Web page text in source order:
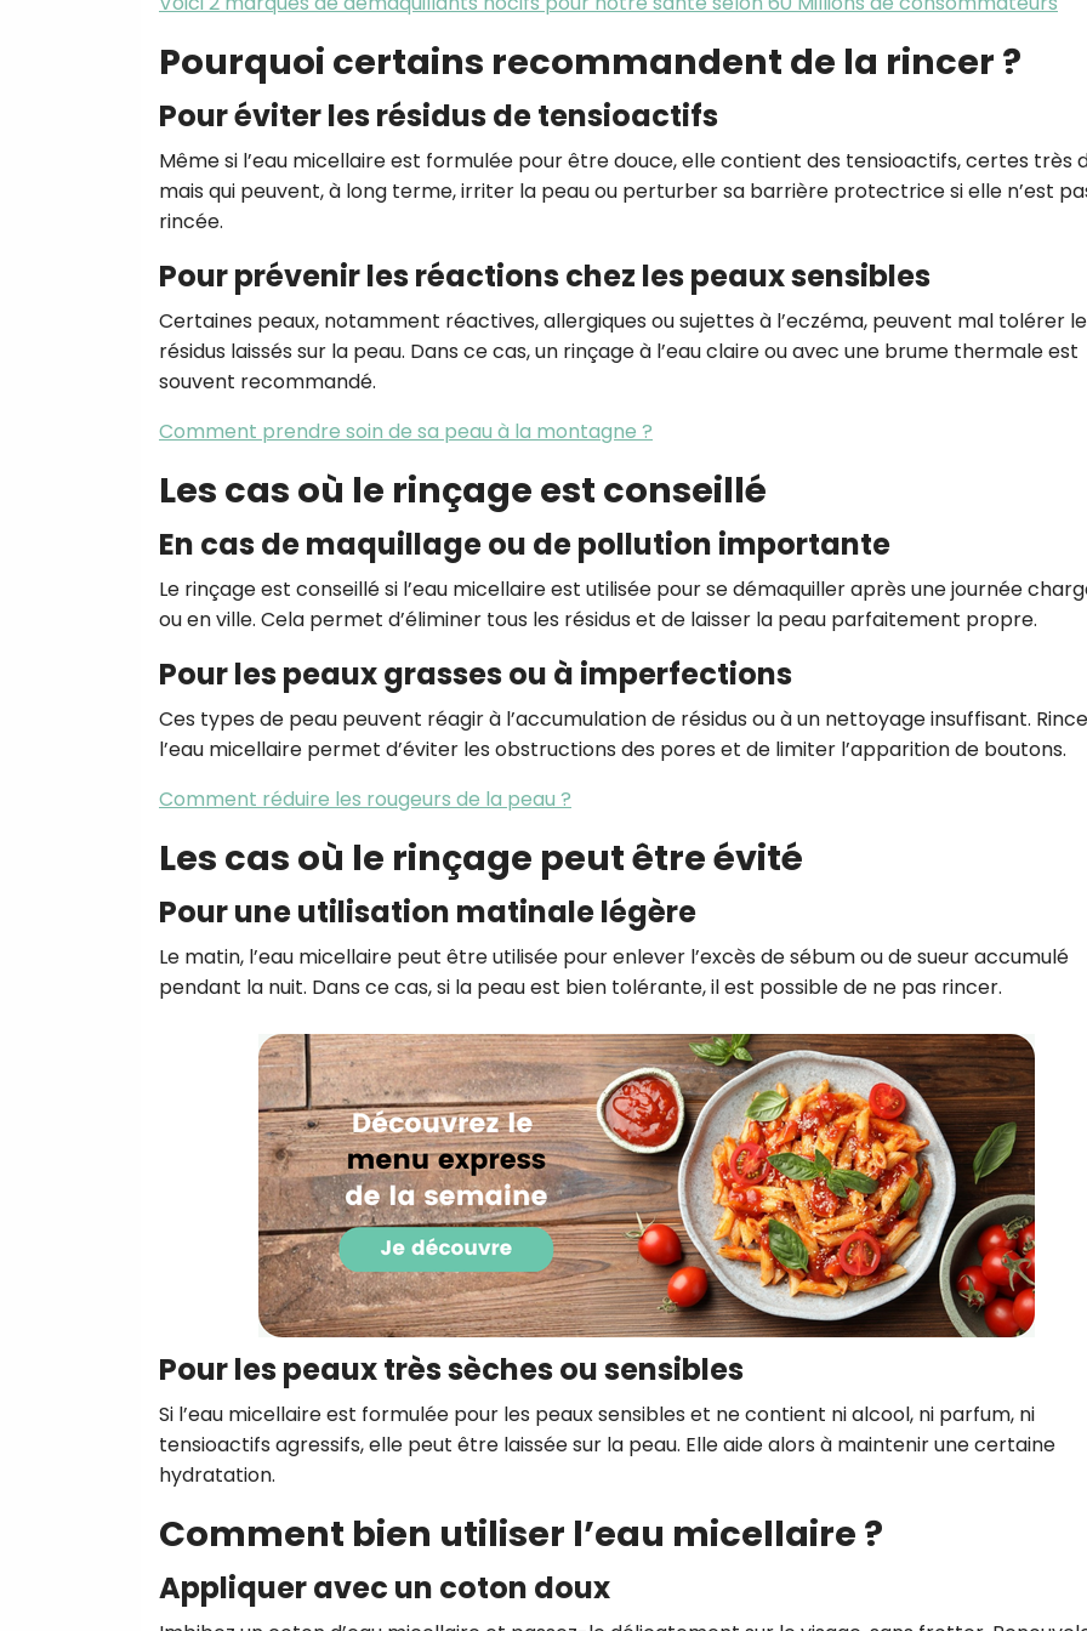
Pourquoi certains recommandent de la rincer ?
Pour éviter les résidus de tensioactifs
Même si l’eau micellaire est formulée pour être douce, elle contient des tensioactifs, certes très
mais qui peuvent, à long terme, irriter la peau ou perturber sa barrière protectrice si elle n’est
rincée.
Pour prévenir les réactions chez les peaux sensibles
Certaines peaux, notamment réactives, allergiques ou sujettes à l’eczéma, peuvent mal tolérer
résidus laissés sur la peau. Dans ce cas, un rinçage à l’eau claire ou avec une brume thermale est
souvent recommandé.
Comment prendre soin de sa peau à la montagne ?
Les cas où le rinçage est conseillé
En cas de maquillage ou de pollution importante
Le rinçage est conseillé si l’eau micellaire est utilisée pour se démaquiller après une journée
ou en ville. Cela permet d’éliminer tous les résidus et de laisser la peau parfaitement propre.
Pour les peaux grasses ou à imperfections
Ces types de peau peuvent réagir à l’accumulation de résidus ou à un nettoyage insuffisant.
l’eau micellaire permet d’éviter les obstructions des pores et de limiter l’apparition de boutons.
Comment réduire les rougeurs de la peau ?
Les cas où le rinçage peut être évité
Pour une utilisation matinale légère
Le matin, l’eau micellaire peut être utilisée pour enlever l’excès de sébum ou de sueur accumulé
pendant la nuit. Dans ce cas, si la peau est bien tolérante, il est possible de ne pas rincer.
Pour les peaux très sèches ou sensibles
Si l’eau micellaire est formulée pour les peaux sensibles et ne contient ni alcool, ni parfum, ni
tensioactifs agressifs, elle peut être laissée sur la peau. Elle aide alors à maintenir une certaine
hydratation.
Comment bien utiliser l’eau micellaire ?
Appliquer avec un coton doux